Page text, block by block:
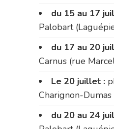
du 15 au 17
Palobart
du 17 au 20
Carnus (rue
Le 20 juillet :
Charignon-
du 20 au 24